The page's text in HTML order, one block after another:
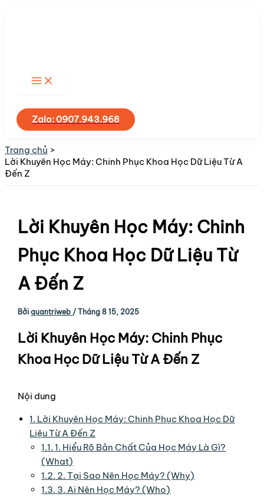
kiếmZalo: 0907.943.968
Trang chủ
Lời Khuyên Học Máy: Chinh Phục Khoa Học Dữ Liệu Từ A
Đến Z
Lời Khuyên Học Máy: Chinh
Phục Khoa Học Dữ Liệu Từ
A Đến Z
Bởiquantriweb /Tháng 8 15, 2025
Lời Khuyên Học Máy: Chinh Phục
Khoa Học Dữ Liệu Từ A Đến Z
Nội dung
1. Lời Khuyên Học Máy: Chinh Phục Khoa Học Dữ
Liệu Từ A Đến Z
1.1. 1. Hiểu Rõ Bản Chất Của Học Máy Là Gì?
(What)
1.2. 2. Tại Sao Nên Học Máy? (Why)
1.3. 3. Ai Nên Học Máy? (Who)